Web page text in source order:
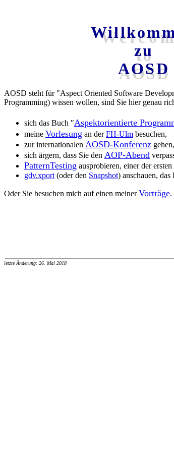
to
AOSD
zu
AOSD
AOSD steht für "Aspect Oriented Software
Programming) wissen wollen, sind Sie hier genau
sich das Buch "Aspektorientierte
meine Vorlesung an derFH-Ulm besuchen,
zur internationalen AOSD-Konferenz gehen,
sich ärgern, dass Sie den AOP-Abend
PatternTesting ausprobieren, einer der
gdv.xport (oder den Snapshot) anschauen,
Oder Sie besuchen mich auf einen meinerVorträge.
letzte Änderung: 26. Mai 2018